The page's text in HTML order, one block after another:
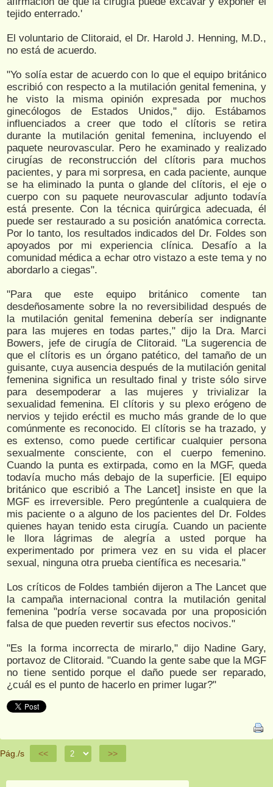
tejido enterrado.'
El voluntario de Clitoraid, el Dr. Harold J. Henning, M.D.,
no está de acuerdo.
"Yo solía estar de acuerdo con lo que el equipo británico
escribió con respecto a la mutilación genital femenina, y
he visto la misma opinión expresada por muchos
ginecólogos de Estados Unidos," dijo. Estábamos
influenciados a creer que todo el clítoris se retira
durante la mutilación genital femenina, incluyendo el
paquete neurovascular. Pero he examinado y realizado
cirugías de reconstrucción del clítoris para muchos
pacientes, y para mi sorpresa, en cada paciente, aunque
se ha eliminado la punta o glande del clítoris, el eje o
cuerpo con su paquete neurovascular adjunto todavía
está presente. Con la técnica quirúrgica adecuada, él
puede ser restaurado a su posición anatómica correcta.
Por lo tanto, los resultados indicados del Dr. Foldes son
apoyados por mi experiencia clínica. Desafío a la
comunidad médica a echar otro vistazo a este tema y no
abordarlo a ciegas".
"Para que este equipo británico comente tan
desdeñosamente sobre la no reversibilidad después de
la mutilación genital femenina debería ser indignante
para las mujeres en todas partes," dijo la Dra. Marci
Bowers, jefe de cirugía de Clitoraid. "La sugerencia de
que el clítoris es un órgano patético, del tamaño de un
guisante, cuya ausencia después de la mutilación genital
femenina significa un resultado final y triste sólo sirve
para desempoderar a las mujeres y trivializar la
sexualidad femenina. El clítoris y su plexo erógeno de
nervios y tejido eréctil es mucho más grande de lo que
comúnmente es reconocido. El clítoris se ha trazado, y
es extenso, como puede certificar cualquier persona
sexualmente consciente, con el cuerpo femenino.
Cuando la punta es extirpada, como en la MGF, queda
todavía mucho más debajo de la superficie. [El equipo
británico que escribió a The Lancet] insiste en que la
MGF es irreversible. Pero pregúntenle a cualquiera de
mis paciente o a alguno de los pacientes del Dr. Foldes
quienes hayan tenido esta cirugía. Cuando un paciente
le llora lágrimas de alegría a usted porque ha
experimentado por primera vez en su vida el placer
sexual, ninguna otra prueba científica es necesaria."
Los críticos de Foldes también dijeron a The Lancet que
la campaña internacional contra la mutilación genital
femenina "podría verse socavada por una proposición
falsa de que pueden revertir sus efectos nocivos."
"Es la forma incorrecta de mirarlo," dijo Nadine Gary,
portavoz de Clitoraid. "Cuando la gente sabe que la MGF
no tiene sentido porque el daño puede ser reparado,
¿cuál es el punto de hacerlo en primer lugar?"
Pág./s << >>